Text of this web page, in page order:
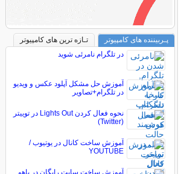
پـربیننده های کامپیوتر
تـازه ترین های کامپیوتر
در تلگرام نامرئی شوید
آموزش حل مشکل آپلود عکس‌ و ویدیو
در تلگرام+تصاویر
نحوه فعال کردن Lights Out در توییتر
(Twitter)
آموزش ساخت کانال در یوتیوب /
YOUTUBE
آموزش ساخت سایت رایگان در یاهو